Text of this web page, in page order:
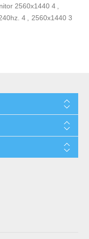
2560x1440 4 ,
4 , 2560x1440 3